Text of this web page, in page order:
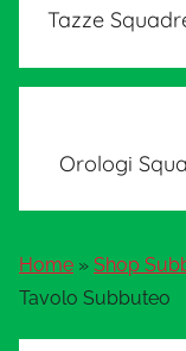
Tazze
Orologi
Home » Shop
Tavolo Subbuteo